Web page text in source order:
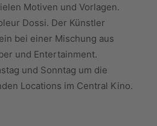
Motiven und Vorlagen.
Dossi. Der Künstler
bei einer Mischung aus
und Entertainment.
und Sonntag um die
Locations im Central Kino.